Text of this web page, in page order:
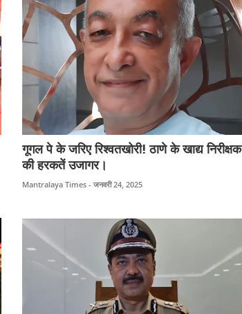
गूगल पे के जरिए रिश्वतखोरी! ठाणे के खाद्य निरीक्षक
की हरकतें उजागर।
Mantralaya Times - जनवरी 24, 2025